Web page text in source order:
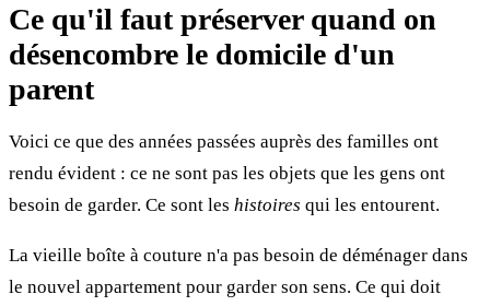
Ce qu'il faut préserver quand on
désencombre le domicile d'un
parent
Voici ce que des années passées auprès des familles ont
rendu évident : ce ne sont pas les objets que les gens ont
besoin de garder. Ce sont les histoires qui les entourent.
La vieille boîte à couture n'a pas besoin de déménager dans
le nouvel appartement pour garder son sens. Ce qui doit